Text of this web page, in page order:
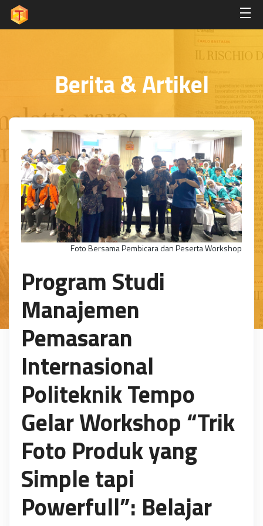
Berita & Artikel
Foto Bersama Pembicara dan Peserta Workshop
Program Studi
Manajemen
Pemasaran
Internasional
Politeknik Tempo
Gelar Workshop “Trik
Foto Produk yang
Simple tapi
Powerfull”: Belajar